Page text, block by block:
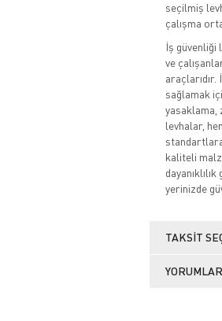
seçilmiş
çalışma
İş güvenliği
ve
sağlamak
yasaklama,
levhalar,
kaliteli
yerinizde
TAKSIT
YORUMLAR